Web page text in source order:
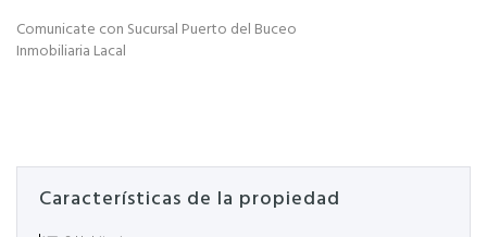
Comunicate con Sucursal Puerto del Buceo
Inmobiliaria Lacal
Características de la propiedad